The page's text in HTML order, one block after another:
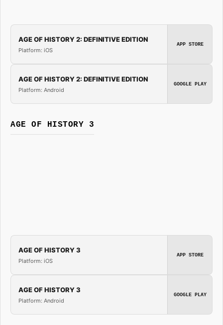
AGE OF HISTORY 2: DEFINITIVE EDITION
Platform: iOS
APP STORE
AGE OF HISTORY 2: DEFINITIVE EDITION
Platform: Android
GOOGLE PLAY
AGE OF HISTORY 3
AGE OF HISTORY 3
Platform: iOS
APP STORE
AGE OF HISTORY 3
Platform: Android
GOOGLE PLAY